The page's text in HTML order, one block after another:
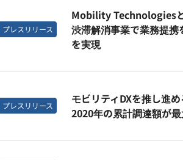
プレスリリース
Mobility Technologiesと
渋滞解消事業で業務提
を実現
プレスリリース
モビリティDXを推し進
2020年の累計調達額が